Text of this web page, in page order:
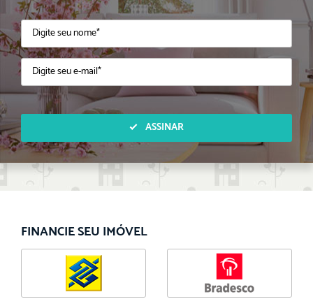
ASSINAR
FINANCIE SEU IMÓVEL